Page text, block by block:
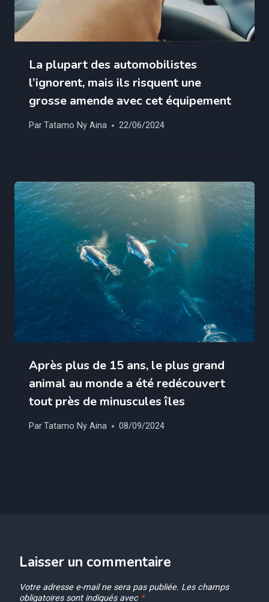
La plupart des automobilistes
l’ignorent, mais ils risquent une
grosse amende avec cet équipement
ParTatamo Ny Aina 22/06/2024
Après plus de 15 ans, le plus grand
animal au monde a été redécouvert
tout près de minuscules îles
Par Tatamo Ny Aina 08/09/2024
Laisser un commentaire
Votre adresse e-mail ne sera pas publiée. Les champs
obligatoires sont indiqués avec *